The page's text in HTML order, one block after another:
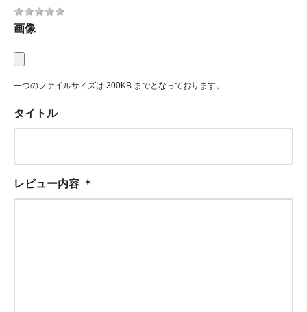
画像
一つのファイルサイズは 300KB までとなっております。
タイトル
レビュー内容 ＊